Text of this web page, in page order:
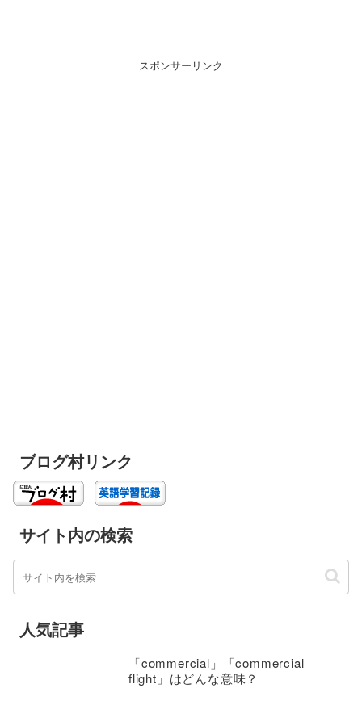
スポンサーリンク
ブログ村リンク
サイト内の検索
人気記事
「commercial」「commercial
flight」はどんな意味？